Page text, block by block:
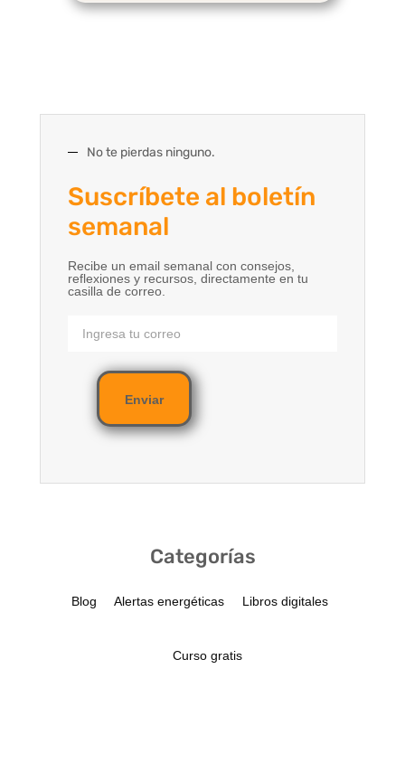
No te pierdas ninguno.
Suscríbete al boletín
semanal
Recibe un email semanal con consejos,
reflexiones y recursos, directamente en tu
casilla de correo.
Enviar
Categorías
Blog Alertas energéticas Libros digitales
Curso gratis